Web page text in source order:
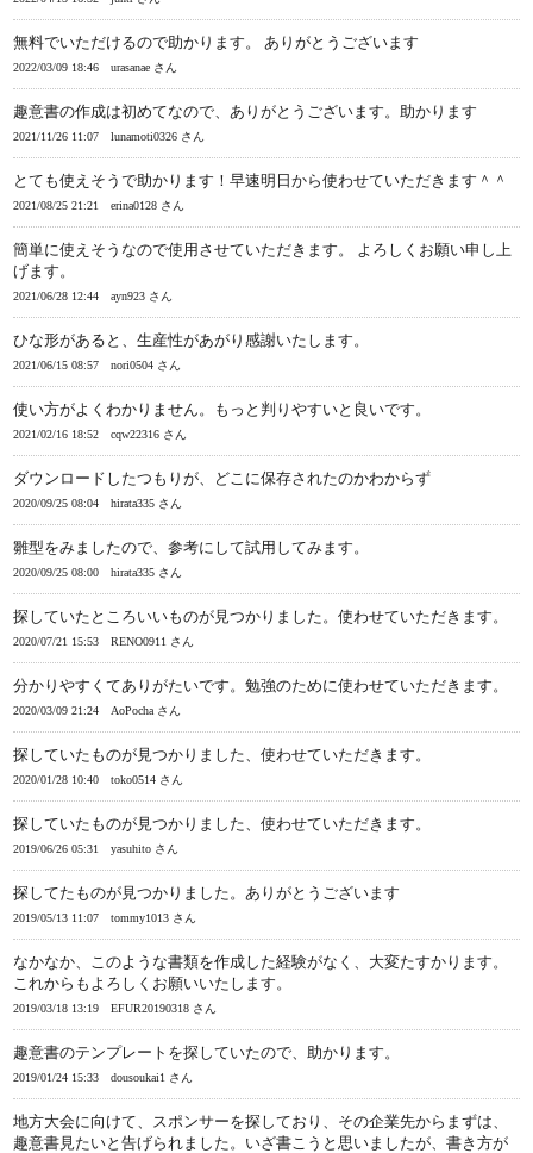
無料でいただけるので助かります。 ありがとうございます
2022/03/09 18:46 urasanae さん
趣意書の作成は初めてなので、ありがとうございます。助かります
2021/11/26 11:07 lunamoti0326 さん
とても使えそうで助かります！早速明日から使わせていただきます＾＾
2021/08/25 21:21 erina0128 さん
簡単に使えそうなので使用させていただきます。 よろしくお願い申し上
げます。
2021/06/28 12:44 ayn923 さん
ひな形があると、生産性があがり感謝いたします。
2021/06/15 08:57 nori0504 さん
使い方がよくわかりません。もっと判りやすいと良いです。
2021/02/16 18:52 cqw22316 さん
ダウンロードしたつもりが、どこに保存されたのかわからず
2020/09/25 08:04 hirata335 さん
雛型をみましたので、参考にして試用してみます。
2020/09/25 08:00 hirata335 さん
探していたところいいものが見つかりました。使わせていただきます。
2020/07/21 15:53 RENO0911 さん
分かりやすくてありがたいです。勉強のために使わせていただきます。
2020/03/09 21:24 AoPocha さん
探していたものが見つかりました、使わせていただきます。
2020/01/28 10:40 toko0514 さん
探していたものが見つかりました、使わせていただきます。
2019/06/26 05:31 yasuhito さん
探してたものが見つかりました。ありがとうございます
2019/05/13 11:07 tommy1013 さん
なかなか、このような書類を作成した経験がなく、大変たすかります。
これからもよろしくお願いいたします。
2019/03/18 13:19 EFUR20190318 さん
趣意書のテンプレートを探していたので、助かります。
2019/01/24 15:33 dousoukai1 さん
地方大会に向けて、スポンサーを探しており、その企業先からまずは、
趣意書見たいと告げられました。いざ書こうと思いましたが、書き方が